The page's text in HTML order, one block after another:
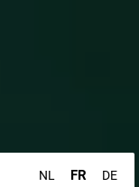
NL FR
DE